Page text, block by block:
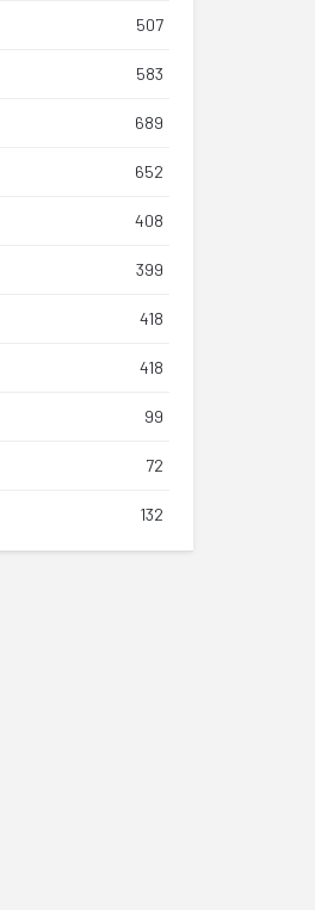
507
583
689
652
408
399
418
418
99
72
132